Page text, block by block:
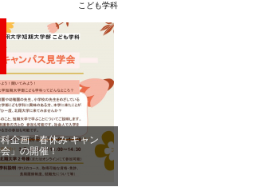
こども学科
企画「春休み キャン
」の開催！